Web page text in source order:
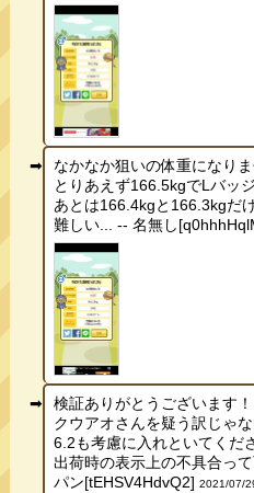
なかなか狙いの体重になり
とりあえず166.5kgでLバッ
あとは166.4kgと166.3kgだ
難しい... -- 名無し
検証ありがとうございます！
クウアオさんを疑う訳じゃ
6.2も考慮に入れといてくだ
出荷時の表示上の不具合っ
パン[tEHSV4HdvQ2] 2021/07/